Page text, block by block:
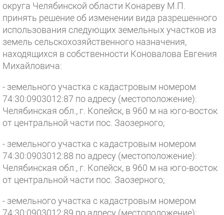
округа Челябинской области Конареву М.П.
принять решение об изменении вида разрешенного
использования следующих земельных участков из
земель сельскохозяйственного назначения,
находящихся в собственности Коновалова Евгения
Михайловича:
- земельного участка с кадастровым номером
74:30:0903012:87 по адресу (местоположение):
Челябинская обл., г. Копейск, в 960 м на юго-восток
от центральной части пос. Заозерного;
- земельного участка с кадастровым номером
74:30:0903012:88 по адресу (местоположение):
Челябинская обл., г. Копейск, в 960 м на юго-восток
от центральной части пос. Заозерного;
- земельного участка с кадастровым номером
74:30:0903012:89 по адресу (местоположение):